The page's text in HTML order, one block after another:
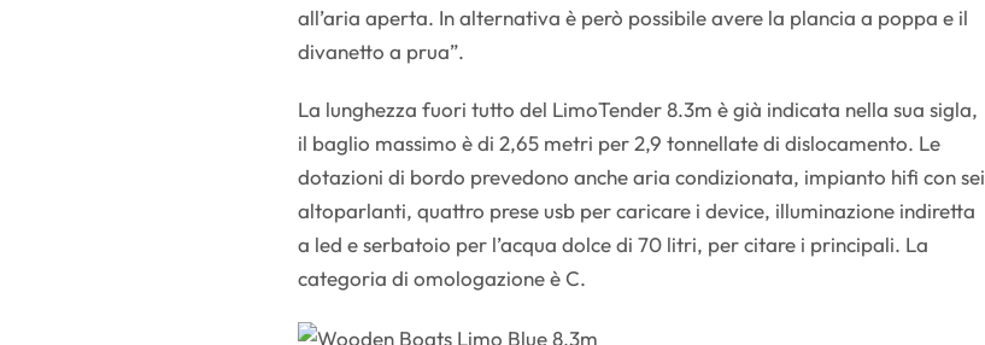
all’aria aperta. In alternativa è però possibile avere la plancia a poppa e il
divanetto a prua”.
La lunghezza fuori tutto del LimoTender 8.3m è già indicata nella sua sigla,
il baglio massimo è di 2,65 metri per 2,9 tonnellate di dislocamento. Le
dotazioni di bordo prevedono anche aria condizionata, impianto hifi con sei
altoparlanti, quattro prese usb per caricare i device, illuminazione indiretta
a led e serbatoio per l’acqua dolce di 70 litri, per citare i principali. La
categoria di omologazione è C.